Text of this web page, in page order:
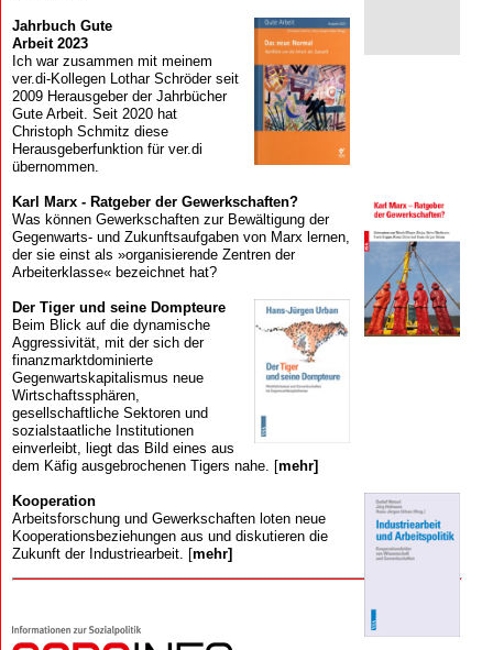
Jahrbuch Gute
Arbeit 2023
Ich war zusammen mit meinem
ver.di-Kollegen Lothar Schröder seit
2009 Herausgeber der Jahrbücher
Gute Arbeit. Seit 2020 hat
Christoph Schmitz diese
Herausgeberfunktion für ver.di
übernommen.
Karl Marx - Ratgeber der Gewerkschaften?
Was können Gewerkschaften zur Bewältigung der
Gegenwarts- und Zukunftsaufgaben von Marx lernen,
der sie einst als »organisierende Zentren der
Arbeiterklasse« bezeichnet hat?
Der Tiger und seine Dompteure
Beim Blick auf die dynamische
Aggressivität, mit der sich der
finanzmarkt­dominierte
Gegenwartskapitalismus neue
Wirtschaftssphären,
gesellschaftliche Sektoren und
sozialstaatliche Institutionen
einverleibt, liegt das Bild eines aus
dem Käfig ausgebrochenen Tigers nahe. [mehr]
Kooperation
Arbeits­forschung und Gewerk­schaften loten neue
Kooperations­beziehungen aus und diskutieren die
Zukunft der Industriearbeit. [mehr]